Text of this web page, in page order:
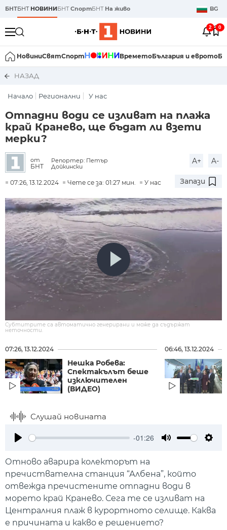
БНТБНТ НОВИНИБНТСпортБНТ На живо BG
2 0
НовиниСвятСпорт ВреметоБългария и еврото
НАЗАД
Начало Регионални У нас
Отпадни води се изливат на плажа
край Кранево, ще бъдат ли взети
мерки?
от
БНТ
Репортер: Петър
Дойкински
A+ A-
07:26, 13.12.2024 Чете се за: 01:27 мин. У нас Запази
Субтитрите са автоматично генерирани и може да съдържат
неточности.
07:26, 13.12.2024
Нешка Робева:
Спектакълът беше
изключителен
(ВИДЕО)
06:46, 13.12.2024
Слушай новината
-01:26
Отново аварира колекторът на
пречиствателна станция “Албена”, който
отвежда пречистените отпадни води в
морето край Кранево. Сега те се изливат на
Централния плаж в курортното селище. Каква
е причината и какво е решението?